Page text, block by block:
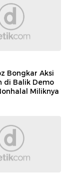
Bongkar Aksi
di Balik Demo
Miliknya